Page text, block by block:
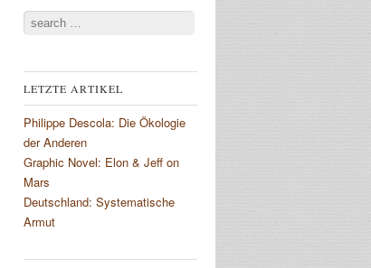
Search
LETZTE ARTIKEL
Philippe Descola: Die Ökologie
der Anderen
Graphic Novel: Elon & Jeff on
Mars
Deutschland: Systematische
Armut